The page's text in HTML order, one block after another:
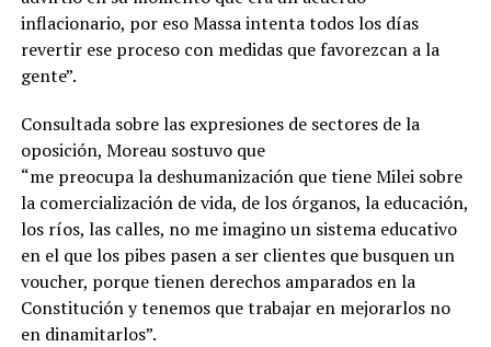
inflacionario, por eso Massa intenta todos los días
revertir ese proceso con medidas que favorezcan a la
gente”.
Consultada sobre las expresiones de sectores de la
oposición, Moreau sostuvo que
“me preocupa la deshumanización que tiene Milei sobre
la comercialización de vida, de los órganos, la educación,
los ríos, las calles, no me imagino un sistema educativo
en el que los pibes pasen a ser clientes que busquen un
voucher, porque tienen derechos amparados en la
Constitución y tenemos que trabajar en mejorarlos no
en dinamitarlos”.